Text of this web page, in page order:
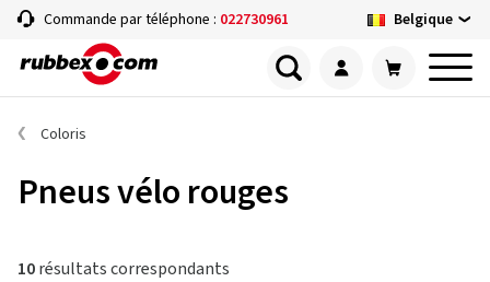
Commande par téléphone : 022730961 Belgique
Coloris
Pneus vélo rouges
10résultats correspondants